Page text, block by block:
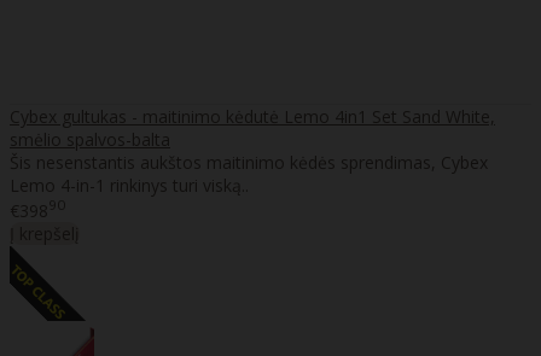
Cybex gultukas - maitinimo kėdutė Lemo 4in1 Set Sand White,
smėlio spalvos-balta
Šis nesenstantis aukštos maitinimo kėdės sprendimas, Cybex
Lemo 4-in-1 rinkinys turi viską..
€39890